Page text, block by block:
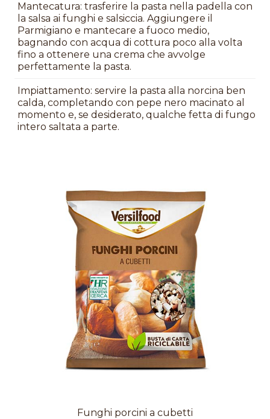
Mantecatura: trasferire la pasta nella padella con
la salsa ai funghi e salsiccia. Aggiungere il
Parmigiano e mantecare a fuoco medio,
bagnando con acqua di cottura poco alla volta
fino a ottenere una crema che avvolge
perfettamente la pasta.
Impiattamento: servire la pasta alla norcina ben
calda, completando con pepe nero macinato al
momento e, se desiderato, qualche fetta di fungo
intero saltata a parte.
Funghi porcini a cubetti